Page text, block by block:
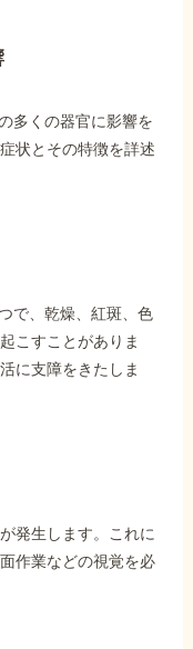
多くの器官に影響を
状とその特徴を詳述
で、乾燥、紅斑、色
こすことがありま
に支障をきたしま
発生します。これに
作業などの視覚を必